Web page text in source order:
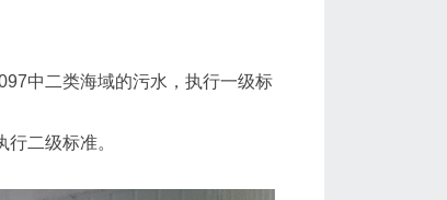
中二类海域的污水，执行一级标
二级标准。